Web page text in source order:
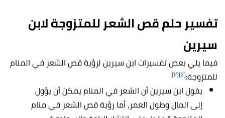
تفسير حلم قص الشعر للمتزوجة لابن
سيرين
فيما يلي بعض تفسيرات ابن سيرين لرؤية قص الشعر في المنام
للمتزوجة:[٤] [٢]
يقول ابن سيرين أن الشعر في المنام يمكن أن يؤول
إلى المال وطول العمر، أما رؤية قص الشعر في منام